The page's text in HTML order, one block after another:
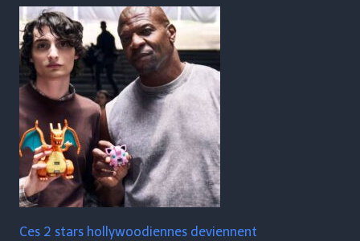
Ces 2 stars hollywoodiennes deviennent